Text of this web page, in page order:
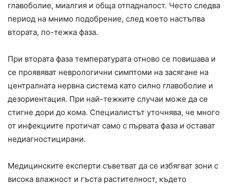
главоболие, миалгия и обща отпадналост. Често следва
период на мнимо подобрение, след което настъпва
втората, по-тежка фаза.
При втората фаза температурата отново се повишава и
се проявяват неврологични симптоми на засягане на
централната нервна система като силно главоболие и
дезориентация. При най-тежките случаи може да се
стигне дори до кома. Специалистът уточнява, че много
от инфекциите протичат само с първата фаза и остават
недиагностицирани.
Медицинските експерти съветват да се избягват зони с
висока влажност и гъста растителност, където